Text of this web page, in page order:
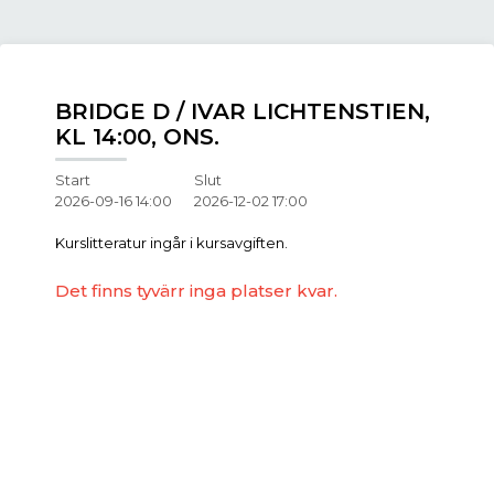
BRIDGE D / IVAR LICHTENSTIEN,
KL 14:00, ONS.
Start
2026-09-16 14:00
Slut
2026-12-02 17:00
Kurslitteratur ingår i kursavgiften.
Det finns tyvärr inga platser kvar.